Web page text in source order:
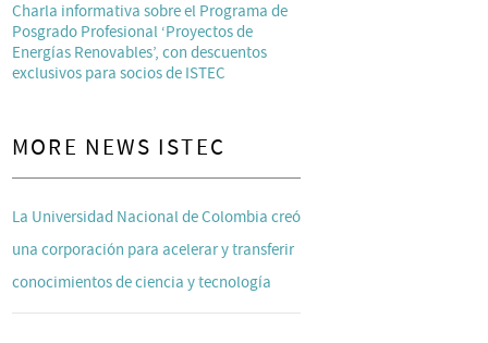
Charla informativa sobre el Programa de
Posgrado Profesional ‘Proyectos de
Energías Renovables’, con descuentos
exclusivos para socios de ISTEC
MORE NEWS ISTEC
La Universidad Nacional de Colombia creó
una corporación para acelerar y transferir
conocimientos de ciencia y tecnología